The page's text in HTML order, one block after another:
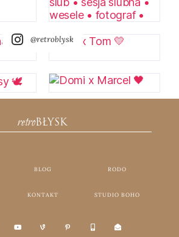
@retroblysk
retroBŁYSK
BLOG RODO
KONTAKT STUDIO BOHO